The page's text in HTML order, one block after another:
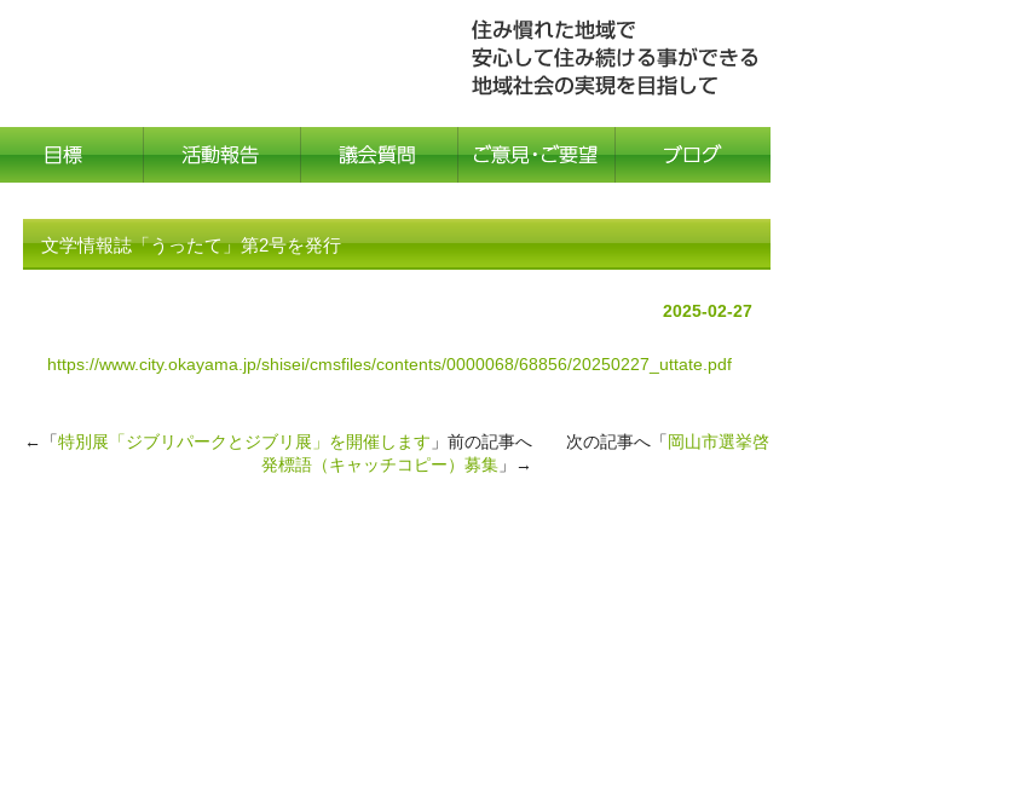
文学情報誌「うったて」第2号を発行
2025-02-27
https://www.city.okayama.jp/shisei/cmsfiles/contents/0000068/68856/20250227_uttate.pdf
←「特別展「ジブリパークとジブリ展」を開催します 」前の記事へ 次の記事へ「岡山市選挙啓
発標語（キャッチコピー）募集 」→